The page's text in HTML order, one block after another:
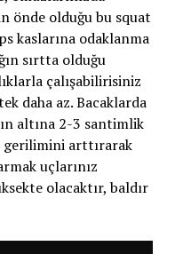
önde olduğu bu squat
kaslarına odaklanma
sırtta olduğu
çalışabilirisiniz
daha az. Bacaklarda
altına 2-3 santimlik
gerilimini arttırarak
uçlarınız
olacaktır, baldır